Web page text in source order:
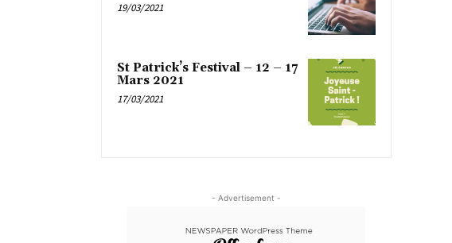
19/03/2021
St Patrick’s Festival – 12 – 17
Mars 2021
17/03/2021
- Advertisement -